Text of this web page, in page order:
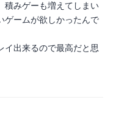
積みゲーも増えてしまい
ゲームが欲しかったんで
イ出来るので最高だと思